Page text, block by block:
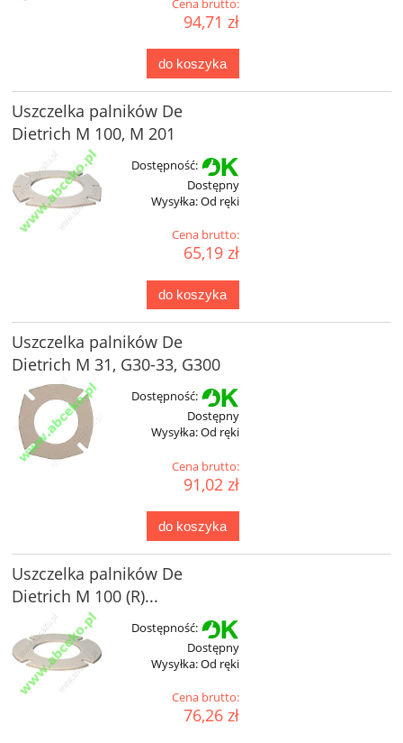
Cena brutto:
94,71 zł
do koszyka
Uszczelka palników De
Dietrich M 100, M 201
Dostępność:
Dostępny
Wysyłka:Od ręki
Cena brutto:
65,19 zł
do koszyka
Uszczelka palników De
Dietrich M 31, G30-33, G300
Dostępność:
Dostępny
Wysyłka:Od ręki
Cena brutto:
91,02 zł
do koszyka
Uszczelka palników De
Dietrich M 100 (R)...
Dostępność:
Dostępny
Wysyłka:Od ręki
Cena brutto:
76,26 zł